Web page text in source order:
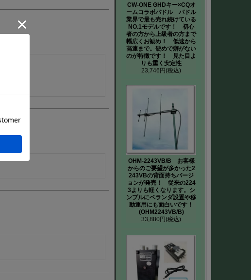
CW-ONE GHDキー×CQオ
ームコラボパドル パドル
業界で最も売れ続けている
NO.1モデルです！ 初心
者の方から上級者の方まで
幅広くお勧め！ 低速から
高速まで。硬めで癖がない
のが特徴です！ 見た目よ
りも重く安定性
23,746円(税込)
OHM-2243VB/B お客様
からのご要望が多かった2
243VBの背面持ちバージ
ョンが発売！ 従来の224
3よりも軽くなります。シ
ンプルにベランダ設置や移
動運用にも面白いです！
(OHM2243VB/B)
33,880円(税込)